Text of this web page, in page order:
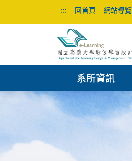
::: 回首頁 網站導覽
系所資訊